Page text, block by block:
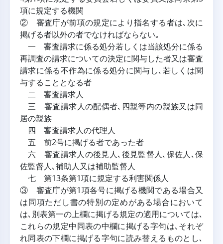
項に規定する機関
② 審査庁が前項の規定により指名する者は､次に
掲げる者以外の者でなければならない｡
一 審査請求に係る処分若しくは当該処分に係る
再調査の請求についての決定に関与した者又は審査
請求に係る不作為に係る処分に関与し､若しくは関
与することとなる者
二 審査請求人
三 審査請求人の配偶者､四親等内の親族又は同
居の親族
四 審査請求人の代理人
五 前2号に掲げる者であった者
六 審査請求人の後見人､後見監督人､保佐人､保
佐監督人､補助人又は補助監督人
七 第13条第1項に規定する利害関係人
③ 審査庁が第1項各号に掲げる機関である場合又
は同項ただし書の特別の定めがある場合において
は､別表第一の上欄に掲げる規定の適用については､
これらの規定中同表の中欄に掲げる字句は､それぞ
れ同表の下欄に掲げる字句に読み替えるものとし､